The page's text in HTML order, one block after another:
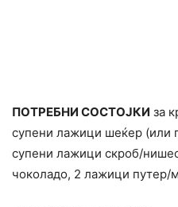
ПОТРЕБНИ СОСТОЈКИ за
супени лажици шеќер (или
супени лажици скроб/
чоколадо, 2 лажици путер/